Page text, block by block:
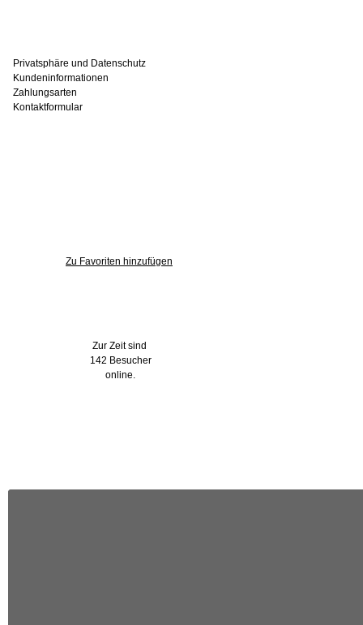
Privatsphäre und Datenschutz
Kundeninformationen
Zahlungsarten
Kontaktformular
Zu Favoriten hinzufügen
Zur Zeit sind
142 Besucher
online.